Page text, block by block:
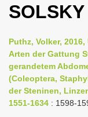
Puthz, Volker,
Arten der Gattung
gerandetem
(Coleoptera,
der Steninen,
1551-1634 : 1598-